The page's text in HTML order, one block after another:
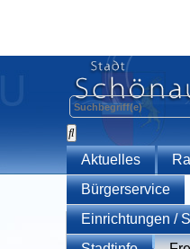
Aktuelles
Bürgerservice
Einrichtungen /